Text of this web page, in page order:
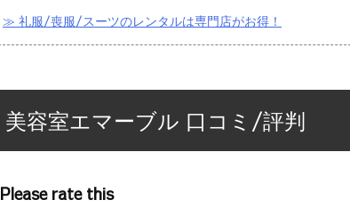
≫ 礼服/喪服/スーツのレンタルは専門店がお得！
美容室エマーブル 口コミ/評判
Please rate this